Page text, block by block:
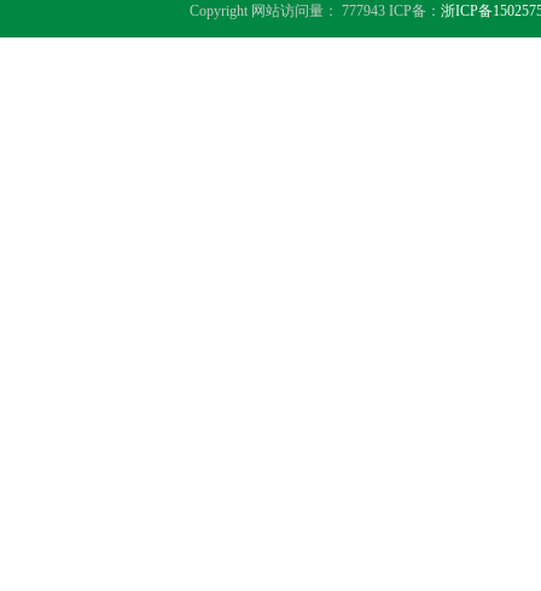
Copyright 网站访问量： 777943 ICP备： 浙ICP备